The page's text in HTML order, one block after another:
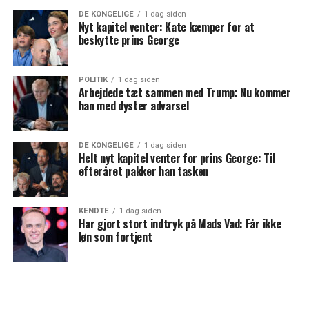
DE KONGELIGE 1 dag siden
Nyt kapitel venter: Kate kæmper for at
beskytte prins George
POLITIK 1 dag siden
Arbejdede tæt sammen med Trump: Nu kommer
han med dyster advarsel
DE KONGELIGE 1 dag siden
Helt nyt kapitel venter for prins George: Til
efteråret pakker han tasken
KENDTE 1 dag siden
Har gjort stort indtryk på Mads Vad: Får ikke
løn som fortjent